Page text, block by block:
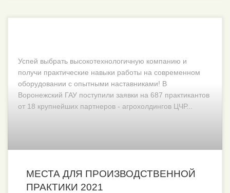
Успей выбрать высокотехнологичную компанию и
получи практические навыки работы на современном
оборудовании с опытными наставниками! В
Воронежский ГАУ поступили заявки на 687 практикантов
от 18 крупнейших партнеров - агрохолдингов ЦЧР...
МЕСТА ДЛЯ ПРОИЗВОДСТВЕННОЙ
ПРАКТИКИ 2021